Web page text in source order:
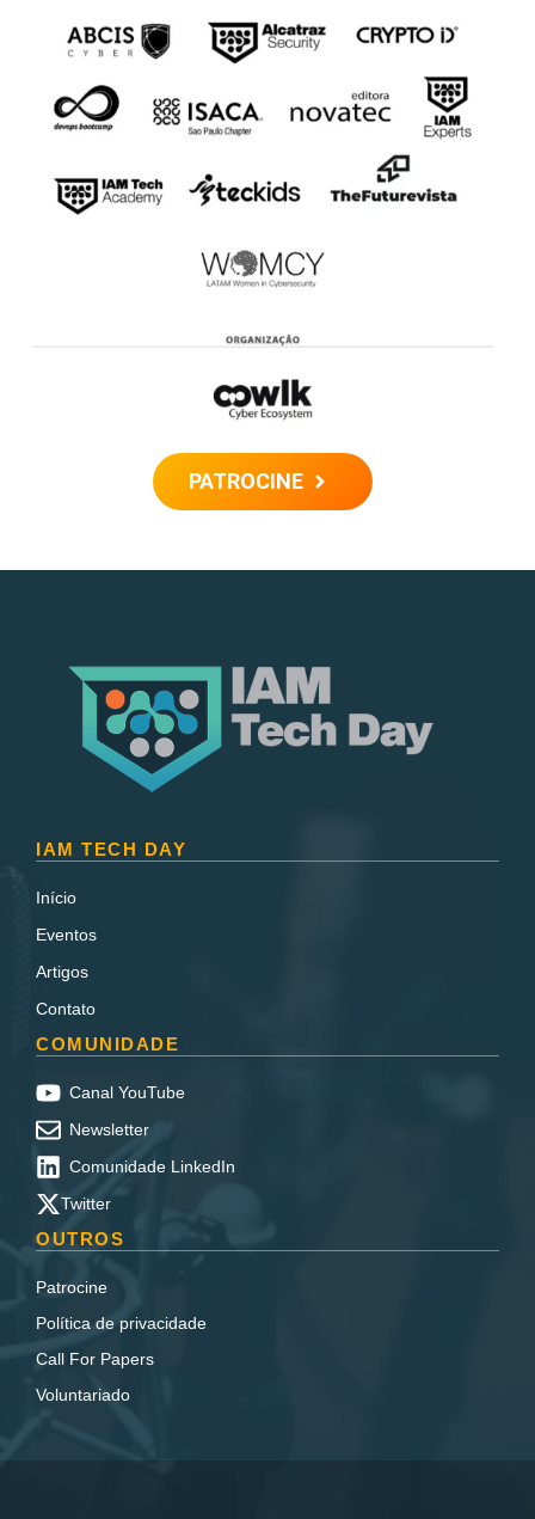
PATROCINE
IAM TECH DAY
Início
Eventos
Artigos
Contato
COMUNIDADE
Canal YouTube
Newsletter
Comunidade LinkedIn
Twitter
OUTROS
Patrocine
Política de privacidade
Call For Papers
Voluntariado